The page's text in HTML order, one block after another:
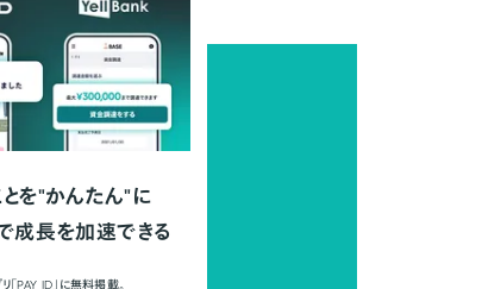
を"かんたん"に
成長を加速できる
「PAY ID」に無料掲載。